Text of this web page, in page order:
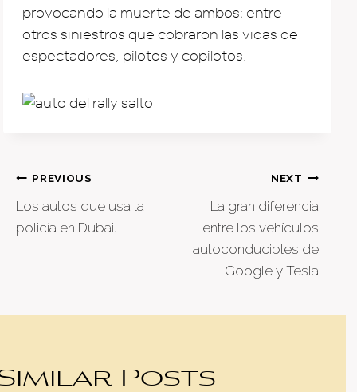
provocando la muerte de ambos; entre
otros siniestros que cobraron las vidas de
espectadores, pilotos y copilotos.
Post
navigation
PREVIOUS
Los autos que usa la
policía en Dubai.
NEXT
La gran diferencia
entre los vehículos
autoconducibles de
Google y Tesla
Posts